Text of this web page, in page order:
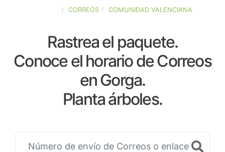
CORREOS COMUNIDAD VALENCIANA
Rastrea el paquete.
Conoce el horario de Correos
en Gorga.
Planta árboles.